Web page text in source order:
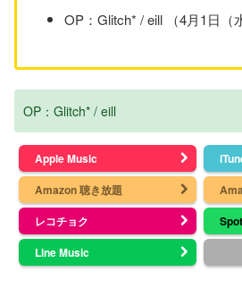
OP：Glitch* / eill （4月1日（
OP：Glitch* / eill
Apple Music
Amazon 聴き放題
レコチョク
Line Music